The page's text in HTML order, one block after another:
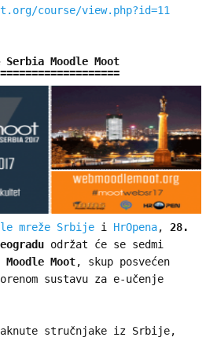
course/view.php?id=11
Moodle Moot
mreže Srbije i HrOpena, 28.
održat će se sedmi
Moodle Moot, skup posvećen
sustavu za e-učenje
stručnjake iz Srbije,